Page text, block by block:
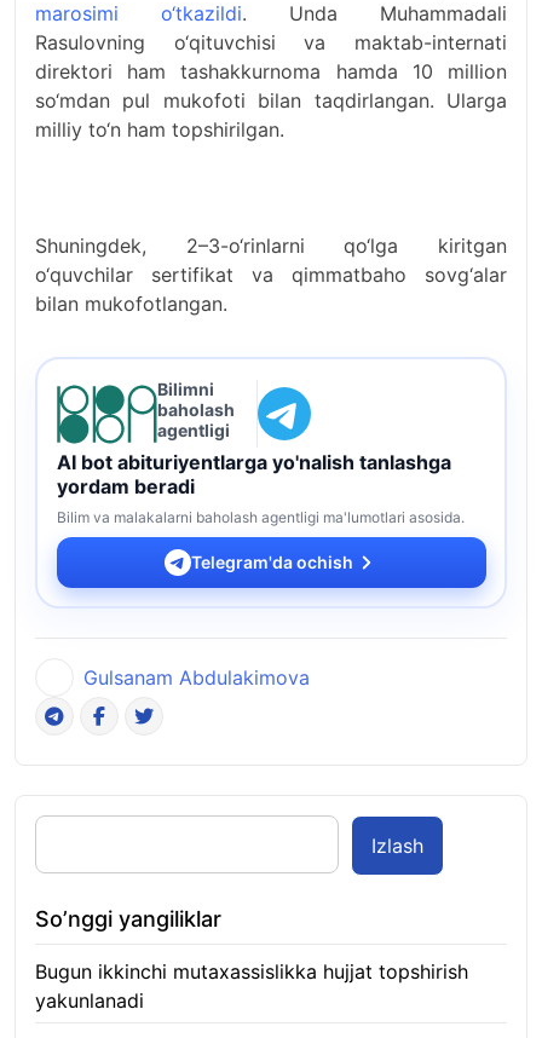
marosimi o‘tkazildi. Unda Muhammadali
Rasulovning o‘qituvchisi va maktab-internati
direktori ham tashakkurnoma hamda 10 million
so‘mdan pul mukofoti bilan taqdirlangan. Ularga
milliy to‘n ham topshirilgan.
Shuningdek, 2–3-o‘rinlarni qo‘lga kiritgan
o‘quvchilar sertifikat va qimmatbaho sovg‘alar
bilan mukofotlangan.
Bilimni
baholash
agentligi
AI bot abituriyentlarga yo'nalish tanlashga
yordam beradi
Bilim va malakalarni baholash agentligi ma'lumotlari asosida.
Telegram'da ochish
Gulsanam Abdulakimova
Izlash
So’nggi yangiliklar
Bugun ikkinchi mutaxassislikka hujjat topshirish
yakunlanadi